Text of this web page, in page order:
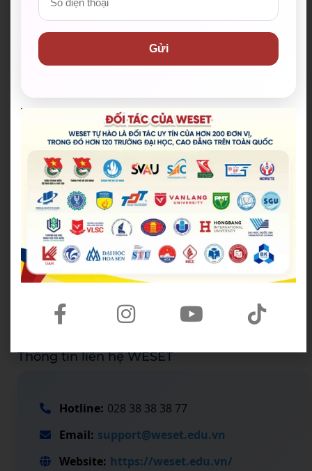
đầu ra 6.5+
Tiếng Anh giao tiếp
Lớp Gia Sư IELTS
Doanh Nghiệp
Khóa TOEIC giải đề
Khóa học Writing & Spea
king
Khóa chấm bài IELT
PTE theo lộ trình 80+
Khung năng lực ngo
Thông tin liên hệ WESET
Hotline: 028 38 38 38 77
Email: support@weset.edu.vn
Website: https://weset.edu.vn/
Gửi